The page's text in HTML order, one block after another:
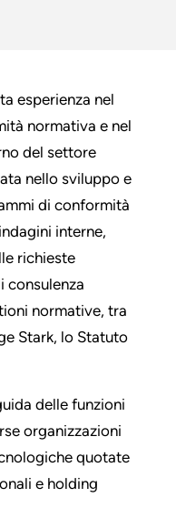
esperienza nel
normativa e nel
del settore
nello sviluppo e
di conformità
interne,
richieste
consulenza
normative, tra
Stark, lo Statuto
delle funzioni
organizzazioni
quotate
e holding